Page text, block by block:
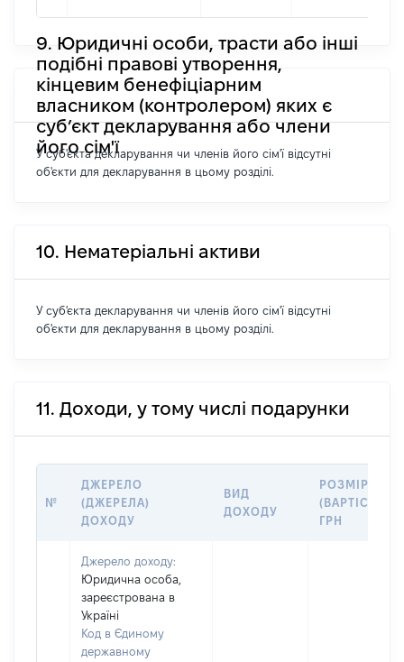
9. Юридичні особи, трасти або інші
подібні правові утворення,
кінцевим бенефіціарним
власником (контролером) яких є
суб’єкт декларування або члени
його сім'ї
У суб'єкта декларування чи членів його сім'ї відсутні
об'єкти для декларування в цьому розділі.
10. Нематеріальні активи
У суб'єкта декларування чи членів його сім'ї відсутні
об'єкти для декларування в цьому розділі.
11. Доходи, у тому числі подарунки
№
ДЖЕРЕЛО
(ДЖЕРЕЛА)
ДОХОДУ
ВИД
ДОХОДУ
РОЗМІР
(ВАРТІСТЬ),
ГРН
Джерело доходу:
Юридична особа,
зареєстрована в
Україні
Код в Єдиному
державному